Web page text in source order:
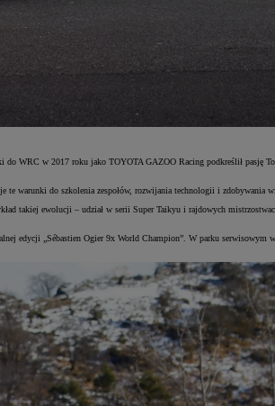
WRC w 2017 roku jako TOYOTA GAZOO Racing podkreślił pasję
warunki do szkolenia zespołów, rozwijania technologii i zdobywania
takiej ewolucji – udział w serii Super Taikyu i rajdowych
edycji „Sébastien Ogier 9x World Champion”. W parku serwisowym